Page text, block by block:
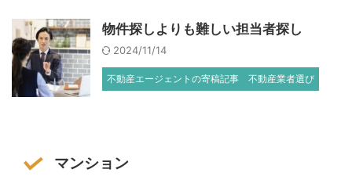
物件探しよりも難しい担当者探し
2024/11/14
不動産エージェントの寄稿記事 不動産業者選び
マンション